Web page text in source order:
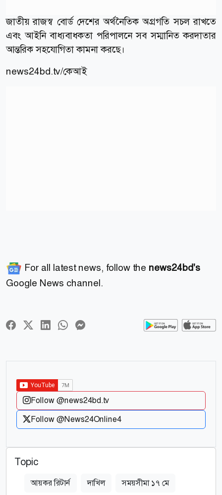
জাতীয় রাজস্ব বোর্ড দেশের অর্থনৈতিক অগ্রগতি সচল রাখতে
এবং আইনি বাধ্যবাধকতা পরিপালনে সব সম্মানিত করদাতার
আন্তরিক সহযোগিতা কামনা করছে।
news24bd.tv/কেআই
For all latest news, follow the news24bd's
Google News channel.
Follow @news24bd.tv
Follow @News24Online4
Topic
আয়কর রিটার্ন দাখিল সময়সীমা ১৭ মে